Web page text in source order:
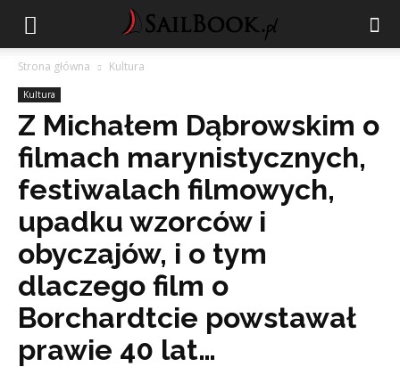
Strona główna Kultura
Kultura
Z Michałem Dąbrowskim o
filmach marynistycznych,
festiwalach filmowych,
upadku wzorców i
obyczajów, i o tym
dlaczego film o
Borchardtcie powstawał
prawie 40 lat…